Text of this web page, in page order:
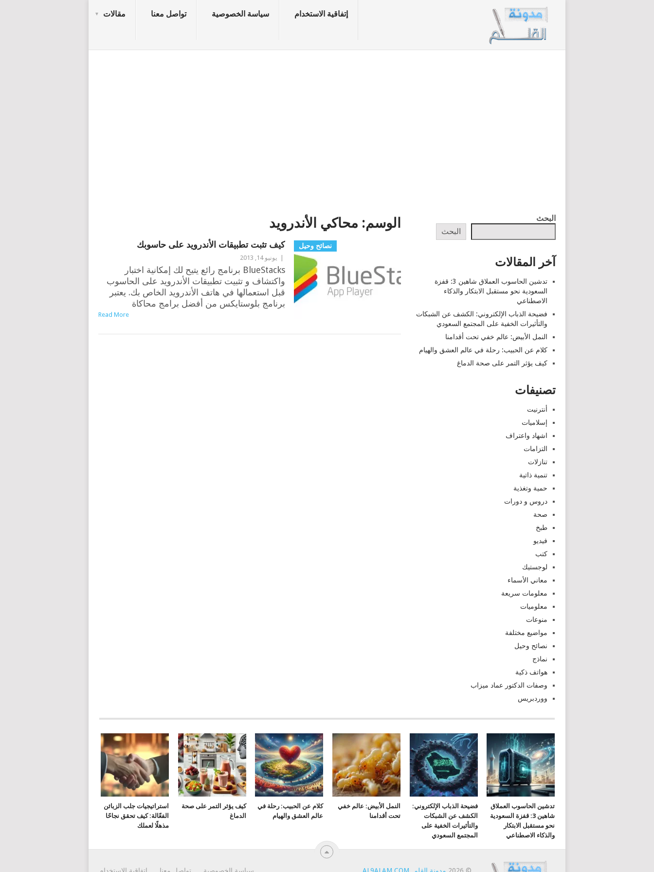
إتفاقية الاستخدام سياسة الخصوصية تواصل معنا مقالات
الوسم: محاكي الأندرويد
نصائح وحيل كيف تثبت تطبيقات الأندرويد على حاسوبك
يونيو 14, 2013
BlueStacks برنامج رائع يتيح لك إمكانية اختبار
واكتشاف و تثبيت تطبيقات الأندرويد على الحاسوب
قبل استعمالها في هاتف الأندرويد الخاص بك. يعتبر
برنامج بلوستايكس من أفضل برامج محاكاة
Read More
البحث
البحث
آخر المقالات
تدشين الحاسوب العملاق شاهين 3: قفزة
السعودية نحو مستقبل الابتكار والذكاء
الاصطناعي
فضيحة الذباب الإلكتروني: الكشف عن الشبكات
والتأثيرات الخفية على المجتمع السعودي
النمل الأبيض: عالم خفي تحت أقدامنا
كلام عن الحبيب: رحلة في عالم العشق والهيام
كيف يؤثر التمر على صحة الدماغ
تصنيفات
أنترنيت
إسلاميات
اشهاد واعتراف
التزامات
تنازلات
تنمية ذاتية
حمية وتغذية
دروس و دورات
صحة
طبخ
فيديو
كتب
لوجستيك
معاني الأسماء
معلومات سريعة
معلوميات
منوعات
مواضيع مختلفة
نصائح وحيل
نماذج
هواتف ذكية
وصفات الدكتور عماد ميزاب
ووردبريس
تدشين الحاسوب العملاق
شاهين 3: قفزة السعودية
نحو مستقبل الابتكار
والذكاء الاصطناعي
فضيحة الذباب الإلكتروني:
الكشف عن الشبكات
والتأثيرات الخفية على
المجتمع السعودي
النمل الأبيض: عالم خفي
تحت أقدامنا
كلام عن الحبيب: رحلة في
عالم العشق والهيام
كيف يؤثر التمر على صحة
الدماغ
استراتيجيات جلب الزبائن
الفعّالة: كيف تحقق نجاحًا
مذهلًا لعملك